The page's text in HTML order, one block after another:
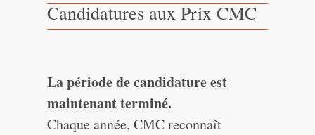
Candidatures aux Prix CMC
La période de candidature est
maintenant terminé.
Chaque année, CMC reconnaît